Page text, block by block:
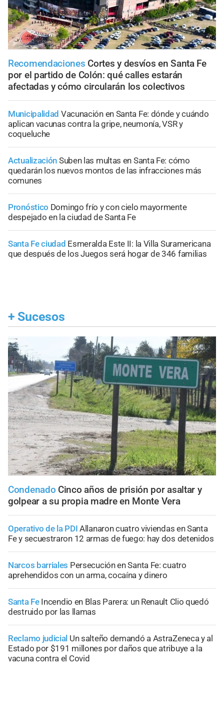
Recomendaciones Cortes y desvíos en Santa Fe
por el partido de Colón: qué calles estarán
afectadas y cómo circularán los colectivos
Municipalidad Vacunación en Santa Fe: dónde y cuándo
aplican vacunas contra la gripe, neumonía, VSR y
coqueluche
Actualización Suben las multas en Santa Fe: cómo
quedarán los nuevos montos de las infracciones más
comunes
Pronóstico Domingo frío y con cielo mayormente
despejado en la ciudad de Santa Fe
Santa Fe ciudad Esmeralda Este II: la Villa Suramericana
que después de los Juegos será hogar de 346 familias
+ Sucesos
Condenado Cinco años de prisión por asaltar y
golpear a su propia madre en Monte Vera
Operativo de la PDI Allanaron cuatro viviendas en Santa
Fe y secuestraron 12 armas de fuego: hay dos detenidos
Narcos barriales Persecución en Santa Fe: cuatro
aprehendidos con un arma, cocaína y dinero
Santa Fe Incendio en Blas Parera: un Renault Clio quedó
destruido por las llamas
Reclamo judicial Un salteño demandó a AstraZeneca y al
Estado por $191 millones por daños que atribuye a la
vacuna contra el Covid